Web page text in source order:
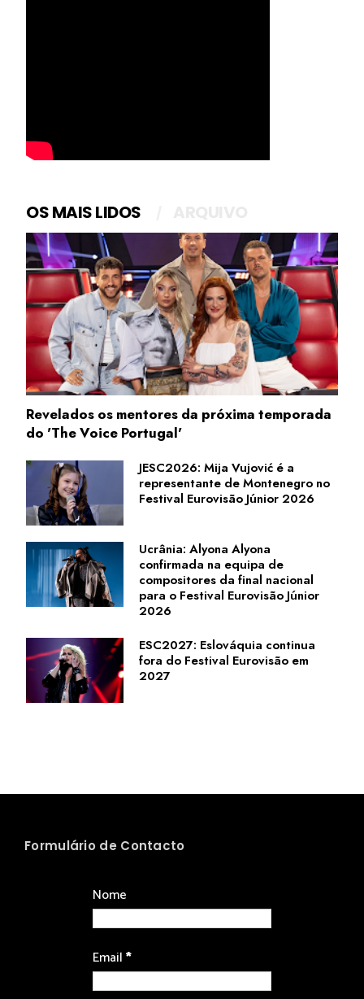
OS MAIS LIDOS
Revelados os mentores da próxima temporada
do 'The Voice Portugal'
JESC2026: Mija Vujović é a
representante de Montenegro no
Festival Eurovisão Júnior 2026
Ucrânia: Alyona Alyona
confirmada na equipa de
compositores da final nacional
para o Festival Eurovisão Júnior
2026
ESC2027: Eslováquia continua
fora do Festival Eurovisão em
2027
Formulário de Contacto
Nome
Email*